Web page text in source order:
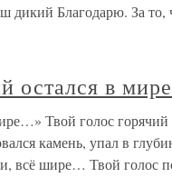
дикий Благодарю. За
остался в
Твой голос
камень, упал в
всё шире… Твой голос